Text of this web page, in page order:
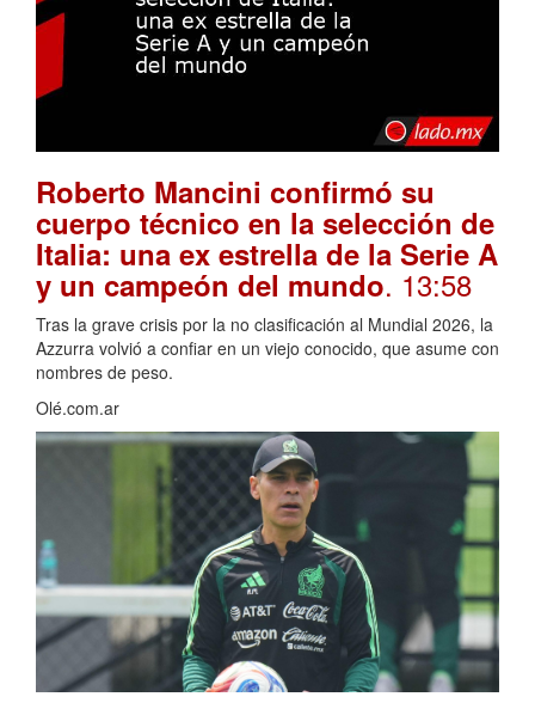
Roberto Mancini confirmó su
cuerpo técnico en la selección de
Italia: una ex estrella de la Serie A
y un campeón del mundo. 13:58
Tras la grave crisis por la no clasificación al Mundial 2026, la
Azzurra volvió a confiar en un viejo conocido, que asume con
nombres de peso.
Olé.com.ar